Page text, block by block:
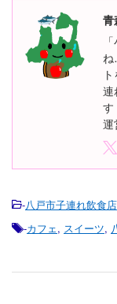
青
連
す
運
-八戸市子連れ飲食店
-カフェ, スイーツ,